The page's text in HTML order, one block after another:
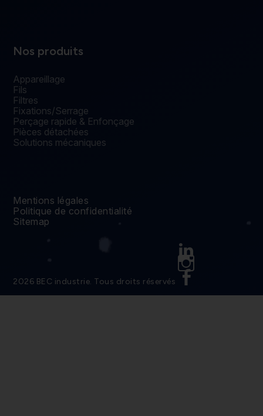
Nos produits
Appareillage
Fils
Filtres
Fixations/Serrage
Perçage rapide & Enfonçage
Pièces détachées
Solutions mécaniques
2026 BEC industrie. Tous droits réservés
Mentions légales
Politique de confidentialité
Sitemap